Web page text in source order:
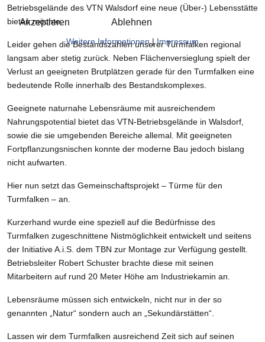
Betriebsgelände des VTN Walsdorf eine neue (Über-) Lebensstätte
bieten möchte.
Leider gehen die Bestandszahlen unserer Turmfalken regional
langsam aber stetig zurück. Neben Flächenversieglung spielt der
Verlust an geeigneten Brutplätzen gerade für den Turmfalken eine
bedeutende Rolle innerhalb des Bestandskomplexes.
Geeignete naturnahe Lebensräume mit ausreichendem
Nahrungspotential bietet das VTN-Betriebsgelände in Walsdorf,
sowie die sie umgebenden Bereiche allemal. Mit geeigneten
Fortpflanzungsnischen konnte der moderne Bau jedoch bislang
nicht aufwarten.
Hier nun setzt das Gemeinschaftsprojekt – Türme für den
Turmfalken – an.
Kurzerhand wurde eine speziell auf die Bedürfnisse des
Turmfalken zugeschnittene Nistmöglichkeit entwickelt und seitens
der Initiative A.i.S. dem TBN zur Montage zur Verfügung gestellt.
Betriebsleiter Robert Schuster brachte diese mit seinen
Mitarbeitern auf rund 20 Meter Höhe am Industriekamin an.
Lebensräume müssen sich entwickeln, nicht nur in der so
genannten „Natur“ sondern auch an „Sekundärstätten“.
Lassen wir dem Turmfalken ausreichend Zeit sich auf seinen
Akzeptieren Ablehnen
Weitere Informationen|Impressum